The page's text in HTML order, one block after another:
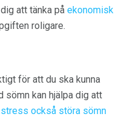
att tänka på ekonomisk
roligare.
för att du ska kunna
sömn kan hjälpa dig att
stress också störa sömn